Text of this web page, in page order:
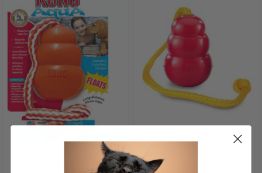
KONG AQUA - FLYDE
KONG CLASSIC M/REB,